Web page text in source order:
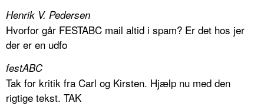
Henrik V. Pedersen
Hvorfor går FESTABC mail altid i spam? Er det hos jer
der er en udfo
festABC
Tak for kritik fra Carl og Kirsten. Hjælp nu med den
rigtige tekst. TAK